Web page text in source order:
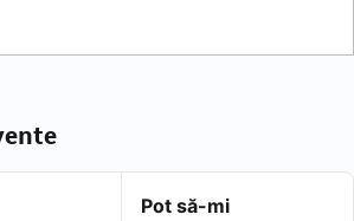
Pot să-mi